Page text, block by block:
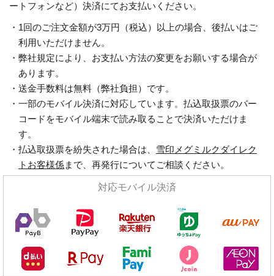
ートフォンなど）決済にてお支払いください。
・1回のご注文金額が3万円（税込）以上の場合、後払いはご
利用いただけません。
・弊社規定により、お支払い方法の変更をお願いする場合が
あります。
・送金手数料は無料（弊社負担）です。
・一部のモバイル決済に対応しています。払込取扱票のバー
コードをモバイル端末で読み取ることで決済いただけま
す。
・払込取扱票を紛失された場合は、 雪印メグミルクダイレク
トお客様係まで、再発行についてご相談ください。
対応モバイル決済